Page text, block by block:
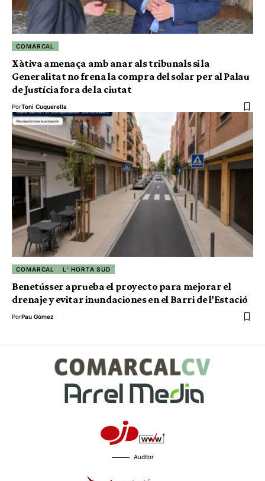
COMARCAL
Xàtiva amenaça amb anar als tribunals si la
Generalitat no frena la compra del solar per al Palau
de Justícia fora de la ciutat
PorToni Cuquerella
COMARCAL L' HORTA SUD
Benetússer aprueba el proyecto para mejorar el
drenaje y evitar inundaciones en el Barri de l’Estació
PorPau Gómez
Auditor